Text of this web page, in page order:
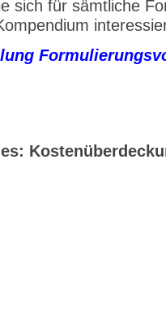
sich für sämtliche